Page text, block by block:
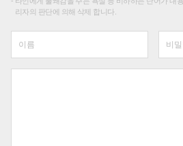
리자의 판단에 의해 삭제 합니다.